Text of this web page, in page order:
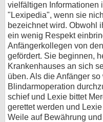
vielfältigen Informationen
"Lexipedia", wenn sie
bezeichnet wird. Obwohl
ein wenig Respekt
Anfängerkollegen von
gefördert. Sie beginnen,
Krankenhauses an sich
üben. Als die Anfänger
Blindarmoperation
schief und Lexie bittet
gerettet werden und
Weile auf Bewährung